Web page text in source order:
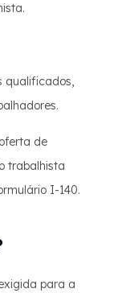
qualificados,
de
trabalhista
I-140.
para a